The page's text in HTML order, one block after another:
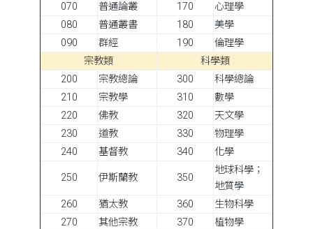
070 普通論叢 170
心理學
080
普通叢書 180
美學
090
群經 190
倫理學
宗教類
科學類
200
宗教總論 300
科學總論
210
宗教學 310
數學
220
佛教 320
天文學
230
道教 330
物理學
240
基督教 340 化學
250 伊斯蘭教 350
地球科學；
地質學
260
猶太教 360
生物科學
270
其他宗教 370
植物學